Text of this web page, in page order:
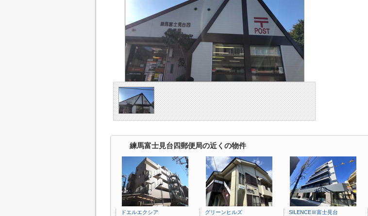
練馬富士見台四郵便局の近くの物件
ドエルエクシア
グリーンヒルズ
SILENCEⅢ富士見台